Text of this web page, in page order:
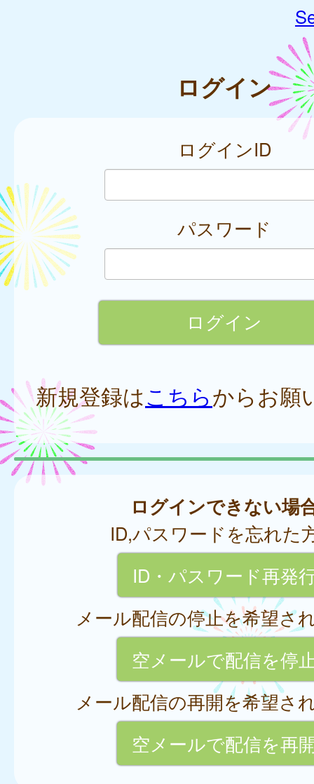
ログイン
ログインID
パスワード
新規登録はこちらからお願
ログインできない場
ID,パスワードを忘れた
ID・パスワード再発
メール配信の停止を希望さ
空メールで配信を停
メール配信の再開を希望さ
空メールで配信を再